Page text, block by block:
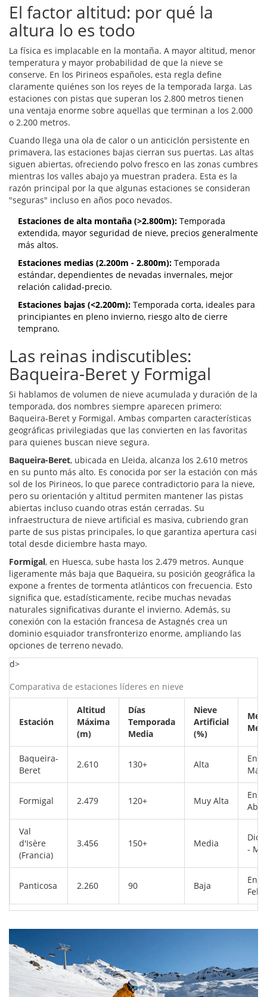
El factor altitud: por qué la
altura lo es todo
La física es implacable en la montaña. A mayor altitud, menor
temperatura y mayor probabilidad de que la nieve se
conserve. En los Pirineos españoles, esta regla define
claramente quiénes son los reyes de la temporada larga. Las
estaciones con pistas que superan los 2.800 metros tienen
una ventaja enorme sobre aquellas que terminan a los 2.000
o 2.200 metros.
Cuando llega una ola de calor o un anticiclón persistente en
primavera, las estaciones bajas cierran sus puertas. Las altas
siguen abiertas, ofreciendo polvo fresco en las zonas cumbres
mientras los valles abajo ya muestran pradera. Esta es la
razón principal por la que algunas estaciones se consideran
"seguras" incluso en años poco nevados.
Estaciones de alta montaña (>2.800m): Temporada
extendida, mayor seguridad de nieve, precios generalmente
más altos.
Estaciones medias (2.200m - 2.800m): Temporada
estándar, dependientes de nevadas invernales, mejor
relación calidad-precio.
Estaciones bajas (<2.200m): Temporada corta, ideales para
principiantes en pleno invierno, riesgo alto de cierre
temprano.
Las reinas indiscutibles:
Baqueira-Beret y Formigal
Si hablamos de volumen de nieve acumulada y duración de la
temporada, dos nombres siempre aparecen primero:
Baqueira-Beret y Formigal. Ambas comparten características
geográficas privilegiadas que las convierten en las favoritas
para quienes buscan nieve segura.
Baqueira-Beret, ubicada en Lleida, alcanza los 2.610 metros
en su punto más alto. Es conocida por ser la estación con más
sol de los Pirineos, lo que parece contradictorio para la nieve,
pero su orientación y altitud permiten mantener las pistas
abiertas incluso cuando otras están cerradas. Su
infraestructura de nieve artificial es masiva, cubriendo gran
parte de sus pistas principales, lo que garantiza apertura casi
total desde diciembre hasta mayo.
Formigal, en Huesca, sube hasta los 2.479 metros. Aunque
ligeramente más baja que Baqueira, su posición geográfica la
expone a frentes de tormenta atlánticos con frecuencia. Esto
significa que, estadísticamente, recibe muchas nevadas
naturales significativas durante el invierno. Además, su
conexión con la estación francesa de Astagnés crea un
dominio esquiador transfronterizo enorme, ampliando las
opciones de terreno nevado.
d>
Comparativa de estaciones líderes en nieve
Estación
Altitud
Máxima
(m)
Días
Temporada
Media
Nieve
Artificial
(%)
Mes
Baqueira-
Beret
2.610 130+ Alta
Formigal 2.479 120+ Muy Alta
Abril
Val
d'Isère
(Francia)
3.456 150+ Media
-
Panticosa 2.260 90 Baja